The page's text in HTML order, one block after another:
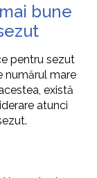
bune
pentru sezut
numărul mare
există
atunci